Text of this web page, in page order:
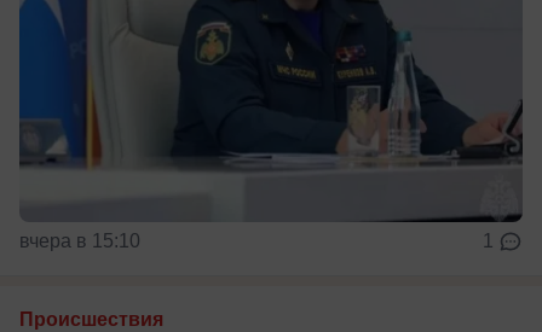
вчера в 15:10 1
Происшествия